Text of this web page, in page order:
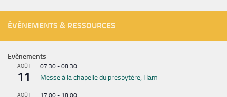
ÉVÈNEMENTS & RESSOURCES
Evènements
AOÛT
11
07:30 - 08:30
Messe à la chapelle du presbytère, Ham
AOÛT 17:00 - 18:00